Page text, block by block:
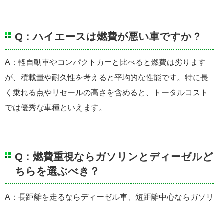
Q：ハイエースは燃費が悪い車ですか？
A：軽自動車やコンパクトカーと比べると燃費は劣ります
が、積載量や耐久性を考えると平均的な性能です。特に長
く乗れる点やリセールの高さを含めると、トータルコスト
では優秀な車種といえます。
Q：燃費重視ならガソリンとディーゼルど
ちらを選ぶべき？
A：長距離を走るならディーゼル車、短距離中心ならガソリ